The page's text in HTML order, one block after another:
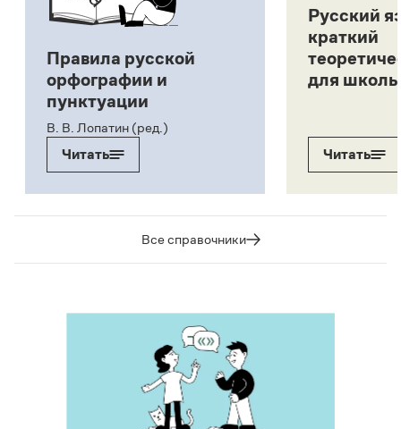
Правила русской
орфографии и
пунктуации
В. В. Лопатин (ред.)
Читать
Русский
краткий
для
Читать
Все справочники